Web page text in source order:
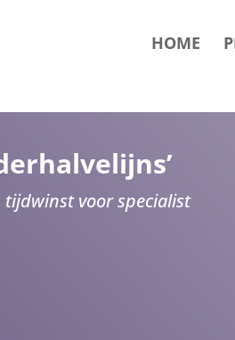
HOME
voor specialist